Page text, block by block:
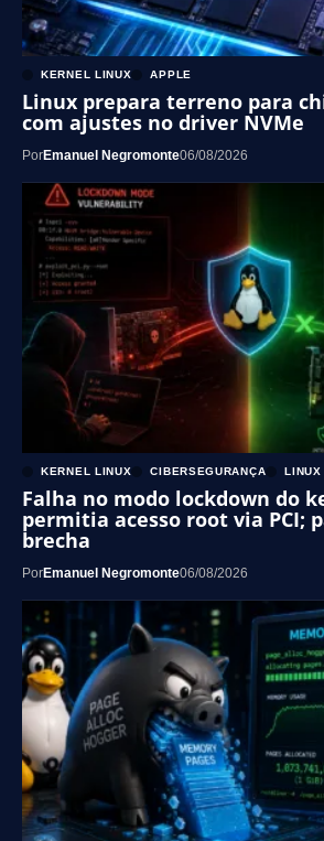
KERNEL LINUX APPLE
Linux prepara terreno para
com ajustes no driver NVMe
PorEmanuel Negromonte06/08/2026
KERNEL LINUX CIBERSEGURANÇA LINUX
Falha no modo lockdown do
permitia acesso root via PCI;
brecha
PorEmanuel Negromonte06/08/2026